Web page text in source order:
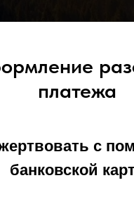
платежа
с
банковской